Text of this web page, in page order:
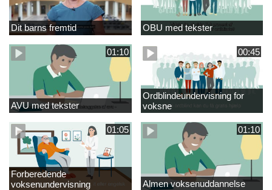
Dit barns fremtid OBU med tekster
01:10
AVU med tekster
00:45
Ordblindeundervisning for
voksne
01:05
Forberedende
voksenundervisning
01:10
Almen voksenuddannelse